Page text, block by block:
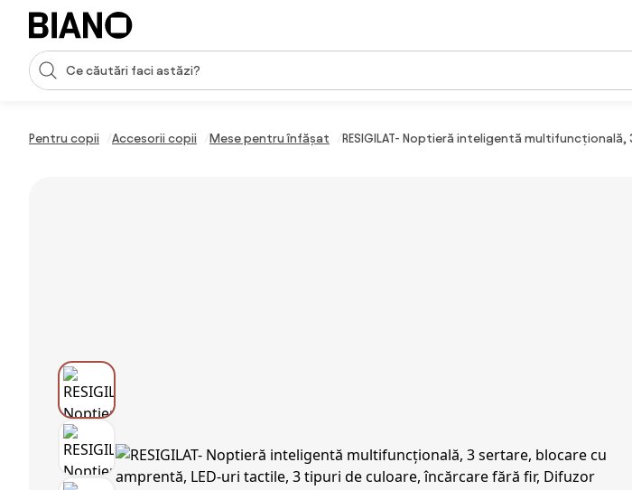
Sari peste navigare, accesează conținutul
Introducerea căutării
Pentru copii Accesorii copii Mese pentru înfășat RESIGILAT- Noptieră inteligentă